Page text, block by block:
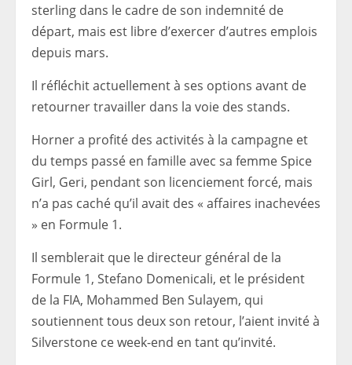
sterling dans le cadre de son indemnité de
départ, mais est libre d’exercer d’autres emplois
depuis mars.
Il réfléchit actuellement à ses options avant de
retourner travailler dans la voie des stands.
Horner a profité des activités à la campagne et
du temps passé en famille avec sa femme Spice
Girl, Geri, pendant son licenciement forcé, mais
n’a pas caché qu’il avait des « affaires inachevées
» en Formule 1.
Il semblerait que le directeur général de la
Formule 1, Stefano Domenicali, et le président
de la FIA, Mohammed Ben Sulayem, qui
soutiennent tous deux son retour, l’aient invité à
Silverstone ce week-end en tant qu’invité.